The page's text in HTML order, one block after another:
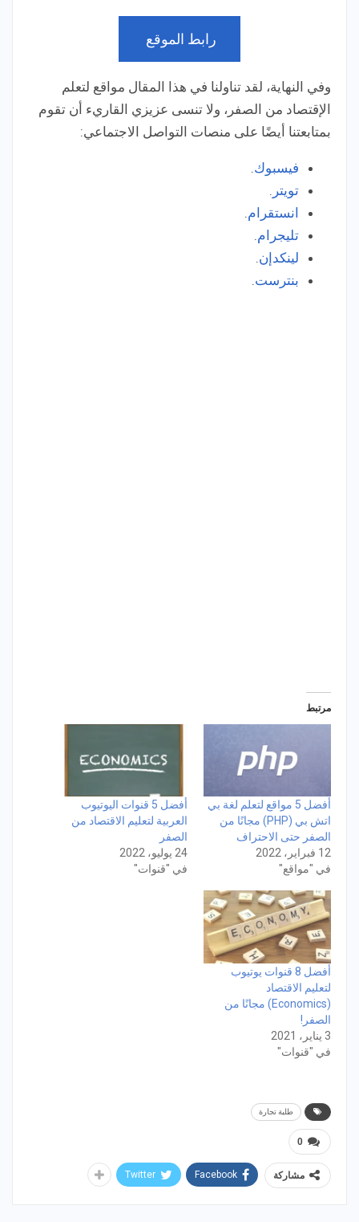
رابط الموقع
وفي النهاية، لقد تناولنا في هذا المقال مواقع لتعلم
الإقتصاد من الصفر، ولا تنسى عزيزي القاريء أن تقوم
بمتابعتنا أيضًا على منصات التواصل الاجتماعي:
فيسبوك.
تويتر .
انستقرام.
تليجرام.
لينكدإن.
بنترست.
مرتبط
أفضل 5 مواقع لتعلم لغة بي
اتش بي (PHP) مجانًا من
الصفر حتى الاحتراف
12 فبراير، 2022
في "مواقع"
أفضل 5 قنوات اليوتيوب
العربية لتعليم الاقتصاد من
الصفر
24 يوليو، 2022
في "قنوات"
أفضل 8 قنوات يوتيوب
لتعليم الاقتصاد
(Economics) مجانًا من
الصفر!
3 يناير، 2021
في "قنوات"
طلبة تجارة
0
مشاركة Facebook
Twitter